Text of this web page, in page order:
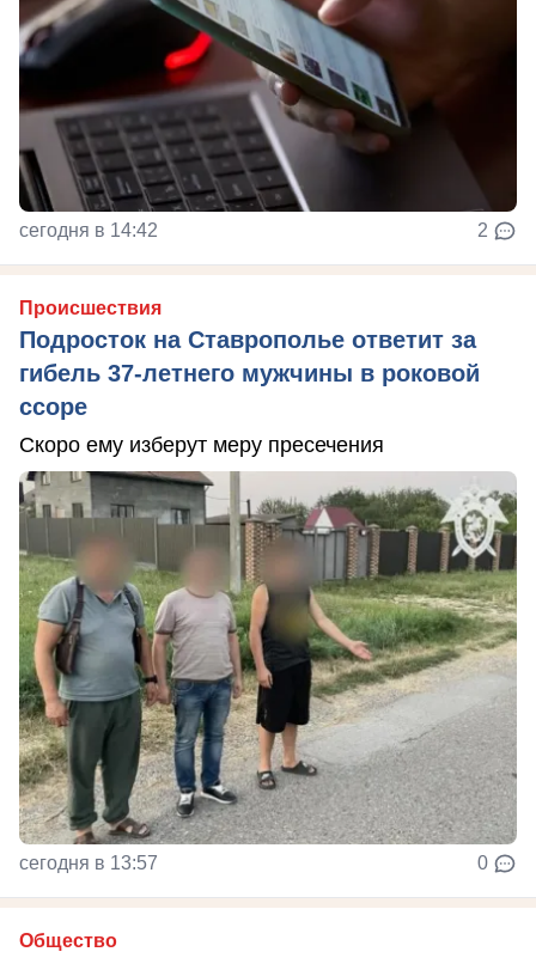
сегодня в 14:42 2
Происшествия
Подросток на Ставрополье ответит за
гибель 37-летнего мужчины в роковой
ссоре
Скоро ему изберут меру пресечения
сегодня в 13:57 0
Общество